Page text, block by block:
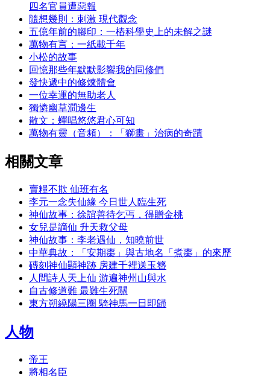
四名官員遭惡報
隨想幾則：刺激 現代觀念
五億年前的腳印：一樁科學史上的未解之謎
萬物有言：一紙載千年
小松的故事
回憶那些年默默影響我的同修們
發快遞中的修煉體會
一位幸運的無助老人
獨憐幽草澗邊生
散文：蟬唱悠悠君心可知
萬物有靈（音頻）：「獅畫」治病的奇蹟
相關文章
賣糧不欺 仙班有名
李元一念失仙緣 今日世人臨生死
神仙故事：徐誼善待乞丐，得贈金桃
女兒是謫仙 升天救父母
神仙故事：李老遇仙，知曉前世
中華典故：「安期棗」與古地名「煮棗」的來歷
磚刻神仙顯神跡 房建千裡送玉簪
人間詩人天上仙 游遍神州山與水
自古修道難 最難生死關
東方朔繞陽三圈 騎神馬一日即歸
人物
帝王
將相名臣